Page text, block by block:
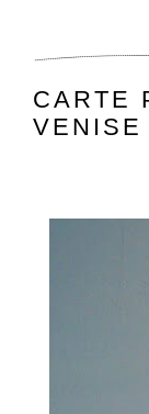
CARTE
VENISE